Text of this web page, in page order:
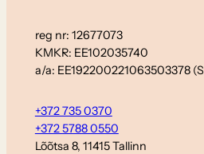
reg nr: 12677073
KMKR: EE102035740
a/a: EE192200221063503378
+372 735 0370
+372 5788 0550
Lõõtsa 8, 11415 Tallinn